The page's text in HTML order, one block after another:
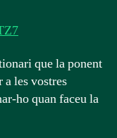
que la ponent
a les vostres
ho quan faceu la